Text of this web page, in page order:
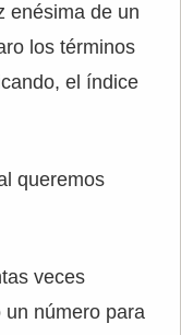
enésima de un
los términos
el índice
queremos
veces
número para